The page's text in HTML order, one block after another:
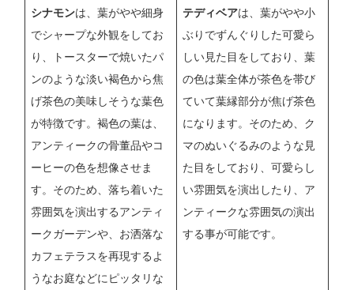
シナモンは、葉がやや細身
でシャープな外観をしてお
り、トースターで焼いたパ
ンのような淡い褐色から焦
げ茶色の美味しそうな葉色
が特徴です。褐色の葉は、
アンティークの骨董品やコ
ーヒーの色を想像させま
す。そのため、落ち着いた
雰囲気を演出するアンティ
ークガーデンや、お洒落な
カフェテラスを再現するよ
うなお庭などにピッタリな
テディベアは、葉がやや小
ぶりでずんぐりした可愛ら
しい見た目をしており、葉
の色は葉全体が茶色を帯び
ていて葉縁部分が焦げ茶色
になります。そのため、ク
マのぬいぐるみのような見
た目をしており、可愛らし
い雰囲気を演出したり、ア
ンティークな雰囲気の演出
する事が可能です。